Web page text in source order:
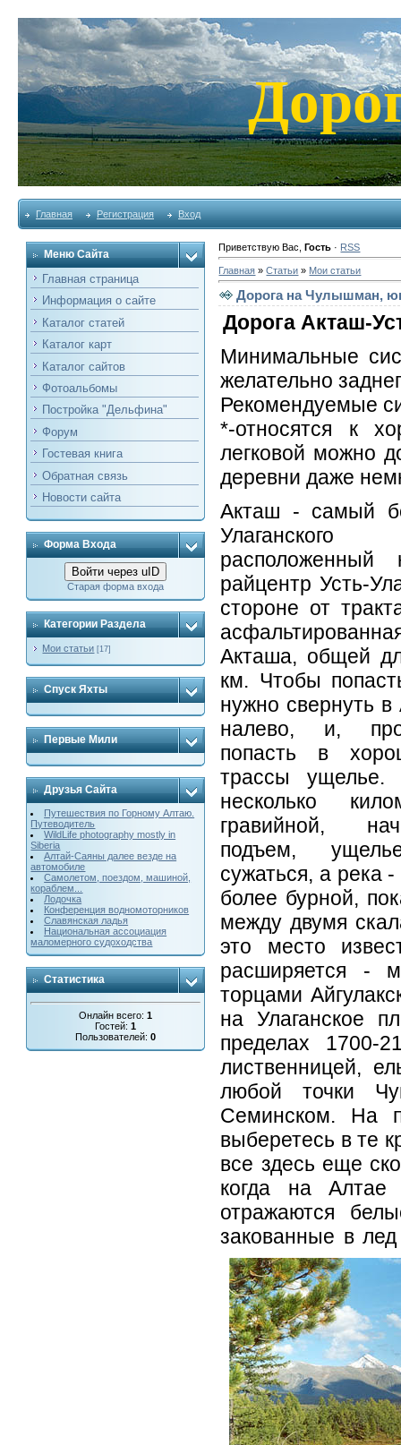
Главная Регистрация Вход
Меню Сайта
Главная страница
Информация о сайте
Каталог статей
Каталог карт
Каталог сайтов
Фотоальбомы
Постройка "Дельфина"
Форум
Гостевая книга
Обратная связь
Новости сайта
Форма Входа
Войти через uID
Старая форма входа
Категории Раздела
Мои статьи [17]
Спуск Яхты
Первые Мили
Друзья Сайта
Путешествия по Горному Алтаю.
Путеводитель
WildLife photography mostly in
Siberia
Алтай-Саяны далее везде на
автомобиле
Cамолетом, поездом, машиной,
кораблем...
Лодочка
Конференция водномоторников
Славянская ладья
Национальная ассоциация
маломерного судоходства
Статистика
Онлайн всего:1
Гостей:1
Пользователей:0
Приветствую Вас ,Гость · RSS
Главная »Статьи » Мои статьи
Дорога на Чулышман,
Дорога Акташ-
Минимальные
желательно
Рекомендуемые
*-относятся к
легковой можно
деревни даже
Акташ - самый
райцентр Усть-
стороне от
Акташа, общей
км. Чтобы
нужно свернуть
налево, и,
попасть в
трассы
несколько
гравийной,
подъем,
сужаться, а река
более бурной,
между двумя
это место
расширяется -
торцами
на Улаганское
пределах
лиственницей,
любой точки
Семинском. На
выберетесь в те
все здесь еще
когда на Алтае
отражаются
закованные в